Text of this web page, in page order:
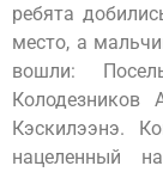
ребята
место, а
вошли:
Колодезников
Кэскилээнэ.
нацеленный